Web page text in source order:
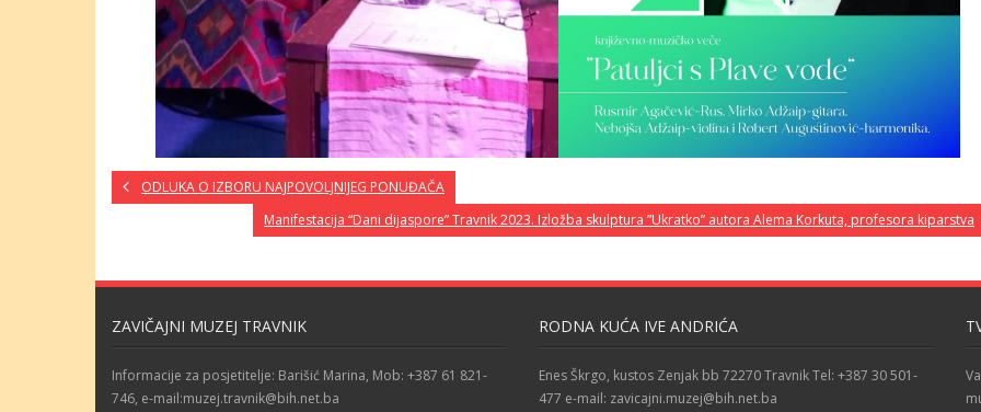
ODLUKA O IZBORU NAJPOVOLJNIJEG PONUĐAČA
Manifestacija “Dani dijaspore” Travnik 2023. Izložba skulptura ”Ukratko” autora Alema Korkuta, profesora kiparstva
ZAVIČAJNI MUZEJ TRAVNIK
Informacije za posjetitelje: Barišić Marina, Mob: +387 61 821-
746, e-mail:muzej.travnik@bih.net.ba
RODNA KUĆA IVE ANDRIĆA
Enes Škrgo, kustos Zenjak bb 72270 Travnik Tel: +387 30 501-
477 e-mail: zavicajni.muzej@bih.net.ba